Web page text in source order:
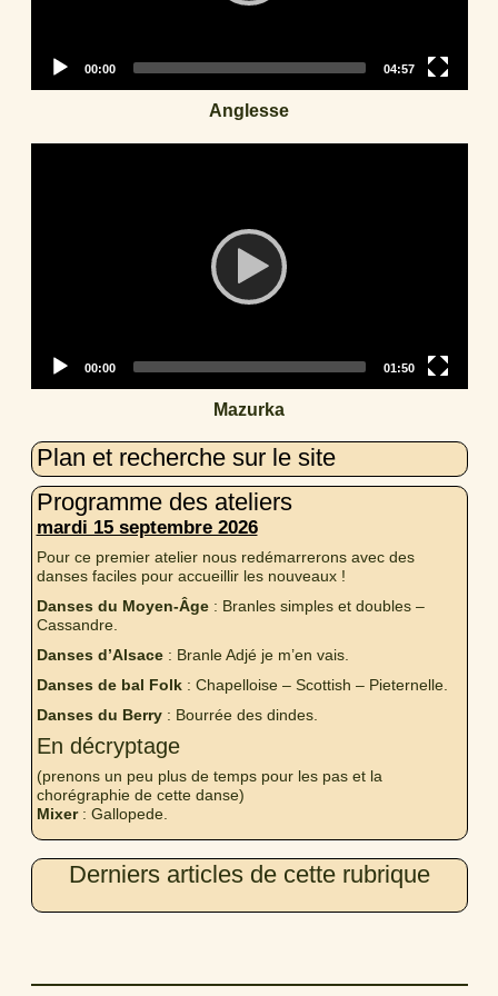
Current
00:00
Total
duration
04:57
Anglesse
Current
00:00
Total
duration
01:50
Mazurka
Plan et recherche sur le site
Programme des ateliers
mardi 15 septembre 2026
Pour ce premier atelier nous redémarrerons avec des
danses faciles pour accueillir les nouveaux !
Danses du Moyen-Âge: Branles simples et doubles –
Cassandre.
Danses d’Alsace: Branle Adjé je m’en vais.
Danses de bal Folk: Chapelloise – Scottish – Pieternelle.
Danses du Berry: Bourrée des dindes.
En décryptage
(prenons un peu plus de temps pour les pas et la
chorégraphie de cette danse)
Mixer: Gallopede.
Derniers articles de cette rubrique